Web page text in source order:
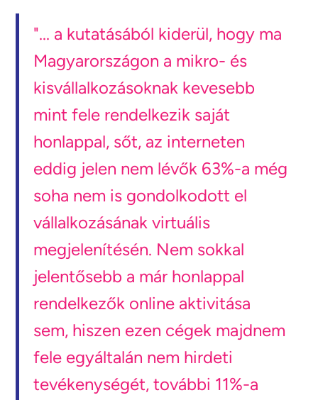
"... a kutatásából kiderül, hogy ma
Magyarországon a mikro- és
kisvállalkozásoknak kevesebb
mint fele rendelkezik saját
honlappal, sőt, az interneten
eddig jelen nem lévők 63%-a még
soha nem is gondolkodott el
vállalkozásának virtuális
megjelenítésén. Nem sokkal
jelentősebb a már honlappal
rendelkezők online aktivitása
sem, hiszen ezen cégek majdnem
fele egyáltalán nem hirdeti
tevékenységét, további 11%-a